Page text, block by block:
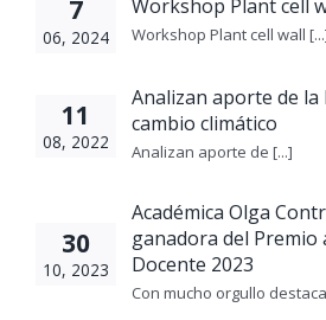
7
06, 2024
Workshop Plant cell
Workshop Plant cell wall
11
08, 2022
Analizan aporte de
cambio climático
Analizan aporte de [...]
30
10, 2023
Académica Olga
ganadora del Premio
Docente 2023
Con mucho orgullo